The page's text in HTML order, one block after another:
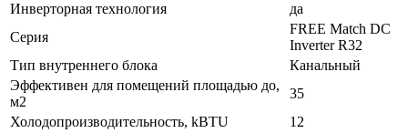
Инверторная технология
да
Серия
FREE Match DC
Inverter R32
Тип внутреннего блока
Канальный
Эффективен для помещений площадью до,
м2
35
Холодопроизводительность, kBTU
12